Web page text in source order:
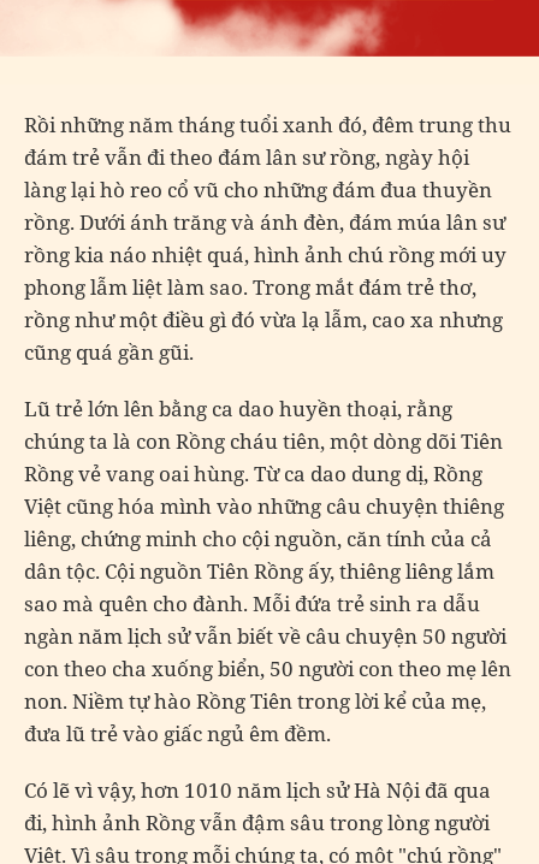
Rồi những năm tháng tuổi xanh đó, đêm trung thu
đám trẻ vẫn đi theo đám lân sư rồng, ngày hội
làng lại hò reo cổ vũ cho những đám đua thuyền
rồng. Dưới ánh trăng và ánh đèn, đám múa lân sư
rồng kia náo nhiệt quá, hình ảnh chú rồng mới uy
phong lẫm liệt làm sao. Trong mắt đám trẻ thơ,
rồng như một điều gì đó vừa lạ lẫm, cao xa nhưng
cũng quá gần gũi.
Lũ trẻ lớn lên bằng ca dao huyền thoại, rằng
chúng ta là con Rồng cháu tiên, một dòng dõi Tiên
Rồng vẻ vang oai hùng. Từ ca dao dung dị, Rồng
Việt cũng hóa mình vào những câu chuyện thiêng
liêng, chứng minh cho cội nguồn, căn tính của cả
dân tộc. Cội nguồn Tiên Rồng ấy, thiêng liêng lắm
sao mà quên cho đành. Mỗi đứa trẻ sinh ra dẫu
ngàn năm lịch sử vẫn biết về câu chuyện 50 người
con theo cha xuống biển, 50 người con theo mẹ lên
non. Niềm tự hào Rồng Tiên trong lời kể của mẹ,
đưa lũ trẻ vào giấc ngủ êm đềm.
Có lẽ vì vậy, hơn 1010 năm lịch sử Hà Nội đã qua
đi, hình ảnh Rồng vẫn đậm sâu trong lòng người
Việt. Vì sâu trong mỗi chúng ta, có một "chú rồng"